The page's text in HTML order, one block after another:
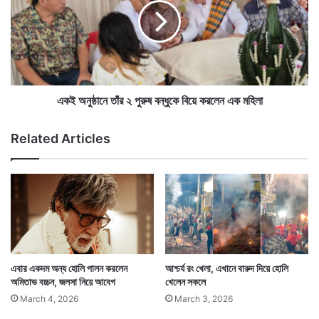
এই টিলার পাথরের আনাচেকানাচে অনেক কাঁকড়াবিছে পাওয়া যায়।
ফাগ গানে মেতে ওঠার পাশাপাশি বিষাক্ত সেসব কাঁকড়াবিছেদের
ক
অ
ধ্যা
প
ক
,
টা
অ
বা
ক
রা
ম
অ
নু
ষ্ঠা
নে
তাঁ
র
ষ
ব
ন্ধু
কে
য়ে
র
লে
ন
এ
একই অনুষ্ঠানে তাঁর ২ পুরুষ বন্ধুকে বিয়ে করলেন এক মহিলা
Related Articles
এবার একদম অন্য হোলি পালন করলেন
অমিতাভ বচ্চন, জলসা নিয়ে আবেগ
March 4, 2026
আশ্চর্য রং খেলা, এখানে বারুদ দিয়ে হোলি
খেলেন সকলে
March 3, 2026